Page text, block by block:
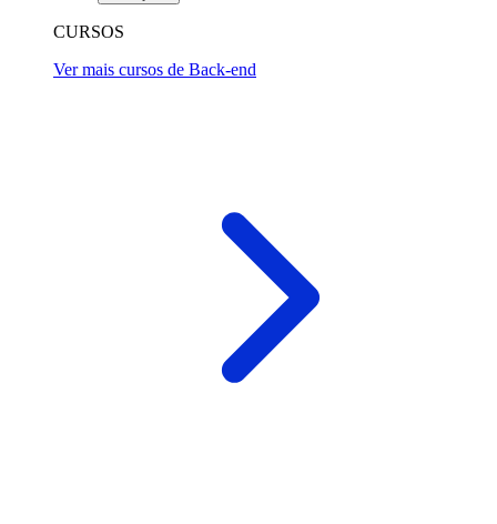
CURSOS
Ver mais cursos de Back-end